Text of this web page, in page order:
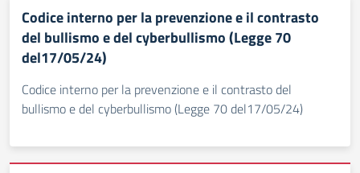
Codice interno per la prevenzione e il contrasto
del bullismo e del cyberbullismo (Legge 70
del17/05/24)
Codice interno per la prevenzione e il contrasto del
bullismo e del cyberbullismo (Legge 70 del17/05/24)